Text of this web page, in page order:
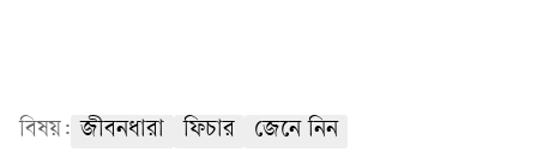
বিষয়: জীবনধারা ফিচার জেনে নিন